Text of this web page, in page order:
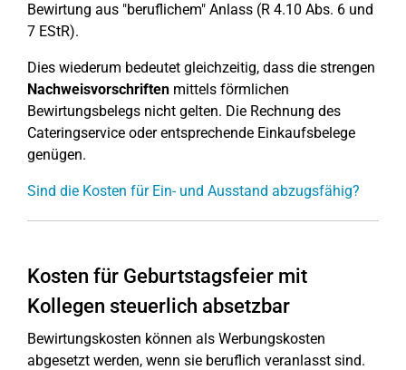
Bewirtung aus "beruflichem" Anlass (R 4.10 Abs. 6 und
7 EStR).
Dies wiederum bedeutet gleichzeitig, dass die strengen
Nachweisvorschriften mittels förmlichen
Bewirtungsbelegs nicht gelten. Die Rechnung des
Cateringservice oder entsprechende Einkaufsbelege
genügen.
Sind die Kosten für Ein- und Ausstand abzugsfähig?
Kosten für Geburtstagsfeier mit
Kollegen steuerlich absetzbar
Bewirtungskosten können als Werbungskosten
abgesetzt werden, wenn sie beruflich veranlasst sind.